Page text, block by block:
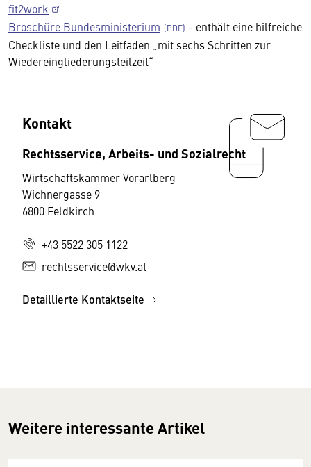
fit2work
Broschüre Bundesministerium
- enthält eine hilfreiche
Checkliste und den Leitfaden „mit sechs Schritten zur
Wiedereingliederungsteilzeit“
Kontakt
Rechtsservice, Arbeits- und Sozialrecht
Wirtschaftskammer Vorarlberg
Wichnergasse 9
6800 Feldkirch
+43 5522 305 1122
rechtsservice@wkv.at
Detaillierte Kontaktseite
Weitere interessante Artikel